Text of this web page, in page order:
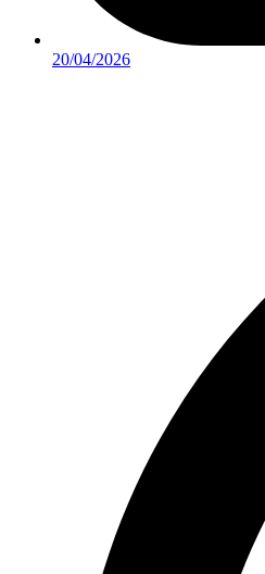
20/04/2026